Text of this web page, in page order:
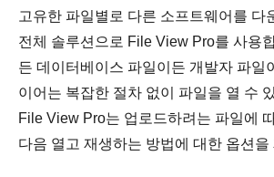
고유한 파일별로 다른 소프트웨어를 다
전체 솔루션으로 File View Pro를 사용
든 데이터베이스 파일이든 개발자 파일
이어는 복잡한 절차 없이 파일을 열 수
File View Pro는 업로드하려는 파일에
다음 열고 재생하는 방법에 대한 옵션을